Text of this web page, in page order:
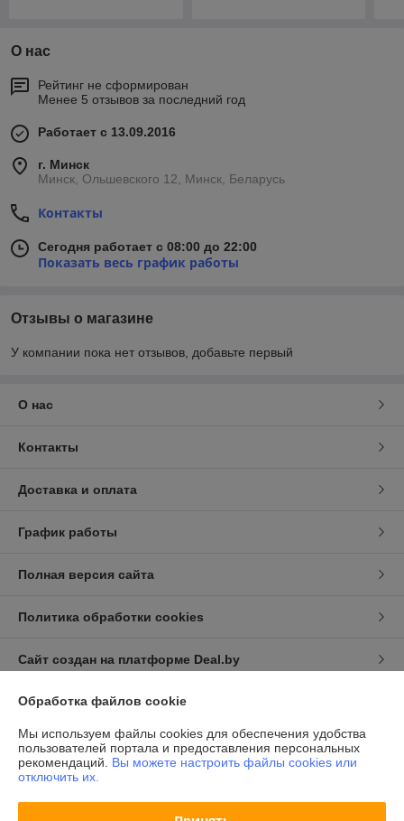
О нас
Рейтинг не сформирован
Менее 5 отзывов за последний год
Работает с 13.09.2016
г. Минск
Минск, Ольшевского 12, Минск, Беларусь
Контакты
Сегодня работает с 08:00 до 22:00
Показать весь график работы
Отзывы о магазине
У компании пока нет отзывов, добавьте первый
О нас
Контакты
Доставка и оплата
График работы
Полная версия сайта
Политика обработки cookies
Сайт создан на платформе Deal.by
Индивидуальный предприниматель:ИП Халявко Владимир
220141, г. Минск, ул. Ф. Скорины 37-72
Обработка файлов cookie
Мы используем файлы cookies для обеспечения удобства
пользователей портала и предоставления персональных
рекомендаций. Вы можете настроить файлы cookies или
отключить их.